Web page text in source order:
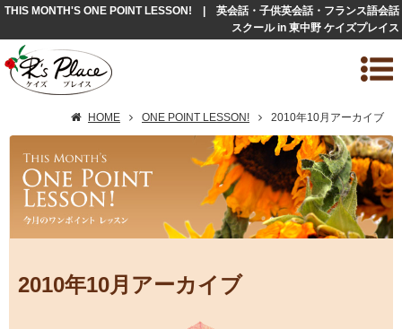
THIS MONTH'S ONE POINT LESSON! | 英会話・子供英会話・フランス語会話
スクール in 東中野 ケイズプレイス
HOME ONE POINT LESSON! 2010年10月アーカイブ
2010年10月アーカイブ